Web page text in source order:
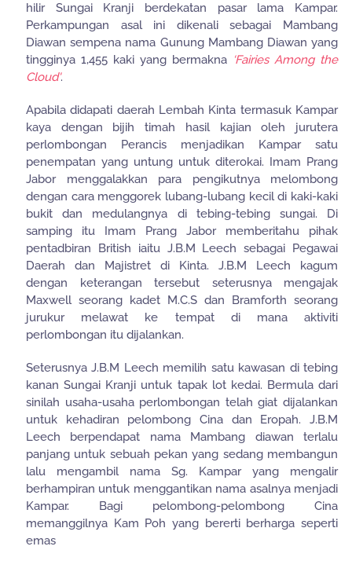
hilir Sungai Kranji berdekatan pasar lama Kampar.
Perkampungan asal ini dikenali sebagai Mambang
Diawan sempena nama Gunung Mambang Diawan yang
tingginya 1,455 kaki yang bermakna ‘Fairies Among the
Cloud'.
Apabila didapati daerah Lembah Kinta termasuk Kampar
kaya dengan bijih timah hasil kajian oleh jurutera
perlombongan Perancis menjadikan Kampar satu
penempatan yang untung untuk diterokai. Imam Prang
Jabor menggalakkan para pengikutnya melombong
dengan cara menggorek lubang-lubang kecil di kaki-kaki
bukit dan medulangnya di tebing-tebing sungai. Di
samping itu Imam Prang Jabor memberitahu pihak
pentadbiran British iaitu J.B.M Leech sebagai Pegawai
Daerah dan Majistret di Kinta. J.B.M Leech kagum
dengan keterangan tersebut seterusnya mengajak
Maxwell seorang kadet M.C.S dan Bramforth seorang
jurukur melawat ke tempat di mana aktiviti
perlombongan itu dijalankan.
Seterusnya J.B.M Leech memilih satu kawasan di tebing
kanan Sungai Kranji untuk tapak lot kedai. Bermula dari
sinilah usaha-usaha perlombongan telah giat dijalankan
untuk kehadiran pelombong Cina dan Eropah. J.B.M
Leech berpendapat nama Mambang diawan terlalu
panjang untuk sebuah pekan yang sedang membangun
lalu mengambil nama Sg. Kampar yang mengalir
berhampiran untuk menggantikan nama asalnya menjadi
Kampar. Bagi pelombong-pelombong Cina
memanggilnya Kam Poh yang bererti berharga seperti
emas